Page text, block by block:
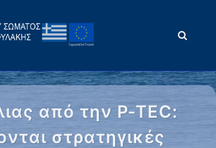
από την P-TEC:
στρατηγικές